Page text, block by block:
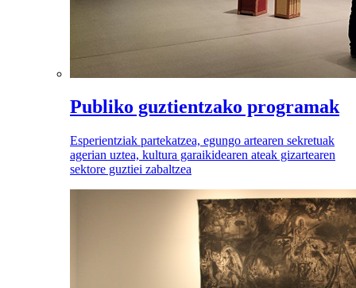
Publiko guztientzako programak
Esperientziak partekatzea, egungo artearen sekretuak
agerian uztea, kultura garaikidearen ateak gizartearen
sektore guztiei zabaltzea